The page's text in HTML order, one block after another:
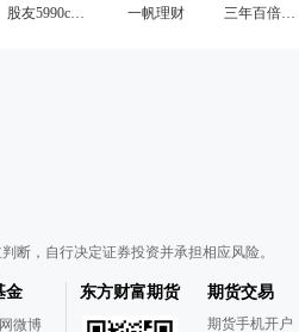
股友5990c1a630 一帆理财 三年百倍千万
断，自行决定证券投资并承担相应风险。
金
微博
东方财富期货 期货交易
期货手机开户